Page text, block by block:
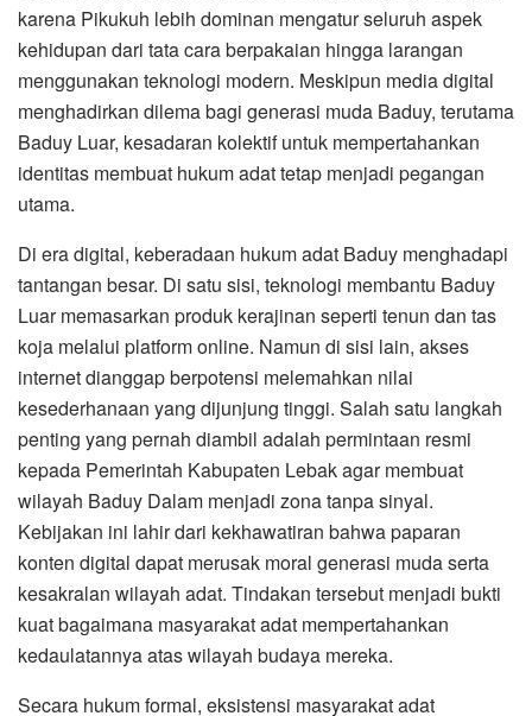
karena Pikukuh lebih dominan mengatur seluruh aspek
kehidupan dari tata cara berpakaian hingga larangan
menggunakan teknologi modern. Meskipun media digital
menghadirkan dilema bagi generasi muda Baduy, terutama
Baduy Luar, kesadaran kolektif untuk mempertahankan
identitas membuat hukum adat tetap menjadi pegangan
utama.
Di era digital, keberadaan hukum adat Baduy menghadapi
tantangan besar. Di satu sisi, teknologi membantu Baduy
Luar memasarkan produk kerajinan seperti tenun dan tas
koja melalui platform online. Namun di sisi lain, akses
internet dianggap berpotensi melemahkan nilai
kesederhanaan yang dijunjung tinggi. Salah satu langkah
penting yang pernah diambil adalah permintaan resmi
kepada Pemerintah Kabupaten Lebak agar membuat
wilayah Baduy Dalam menjadi zona tanpa sinyal.
Kebijakan ini lahir dari kekhawatiran bahwa paparan
konten digital dapat merusak moral generasi muda serta
kesakralan wilayah adat. Tindakan tersebut menjadi bukti
kuat bagaimana masyarakat adat mempertahankan
kedaulatannya atas wilayah budaya mereka.
Secara hukum formal, eksistensi masyarakat adat